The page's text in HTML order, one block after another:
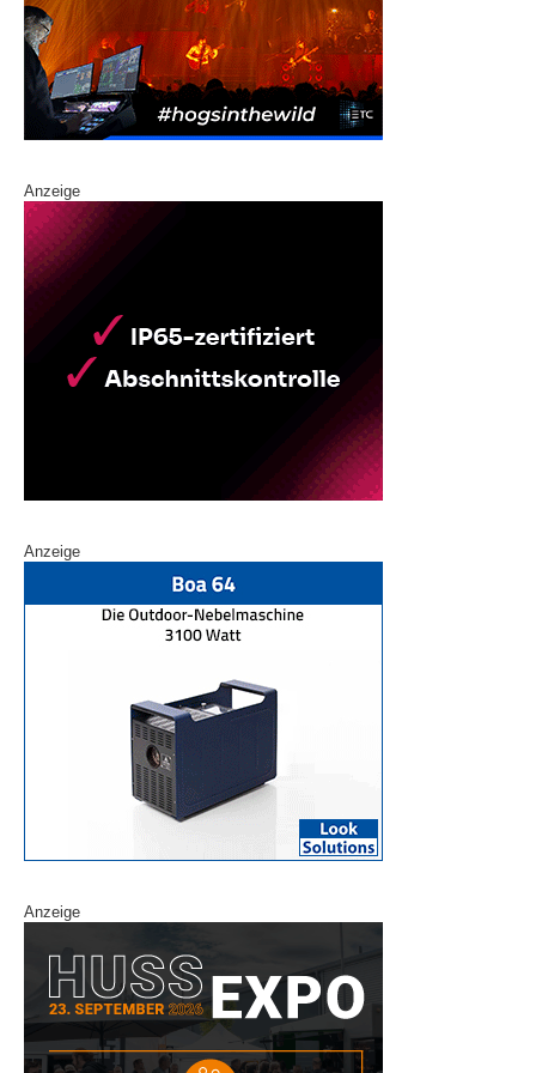
Anzeige
Anzeige
Anzeige